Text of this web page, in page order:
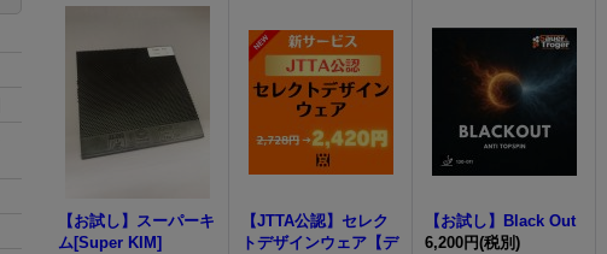
【お試し】スーパーキ
ム[Super KIM]
【JTTA公認】セレク
トデザインウェア【デ
【お試し】Black Out
6,200円(税別)